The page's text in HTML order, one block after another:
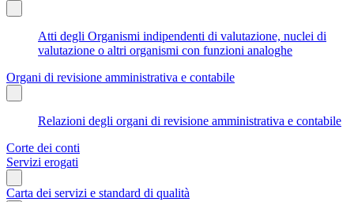
Atti degli Organismi indipendenti di valutazione, nuclei di
valutazione o altri organismi con funzioni analoghe
Organi di revisione amministrativa e contabile
Relazioni degli organi di revisione amministrativa e contabile
Corte dei conti
Servizi erogati
Carta dei servizi e standard di qualità